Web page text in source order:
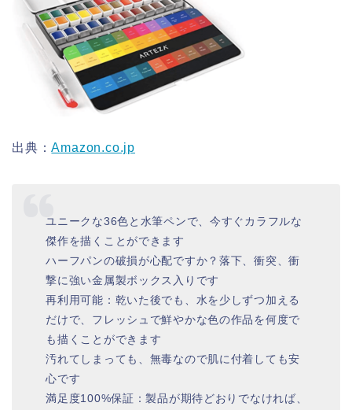
出典：Amazon.co.jp
ユニークな36色と水筆ペンで、今すぐカラフルな
傑作を描くことができます
ハーフパンの破損が心配ですか？落下、衝突、衝
撃に強い金属製ボックス入りです
再利用可能：乾いた後でも、水を少しずつ加える
だけで、フレッシュで鮮やかな色の作品を何度で
も描くことができます
汚れてしまっても、無毒なので肌に付着しても安
心です
満足度100%保証：製品が期待どおりでなければ、